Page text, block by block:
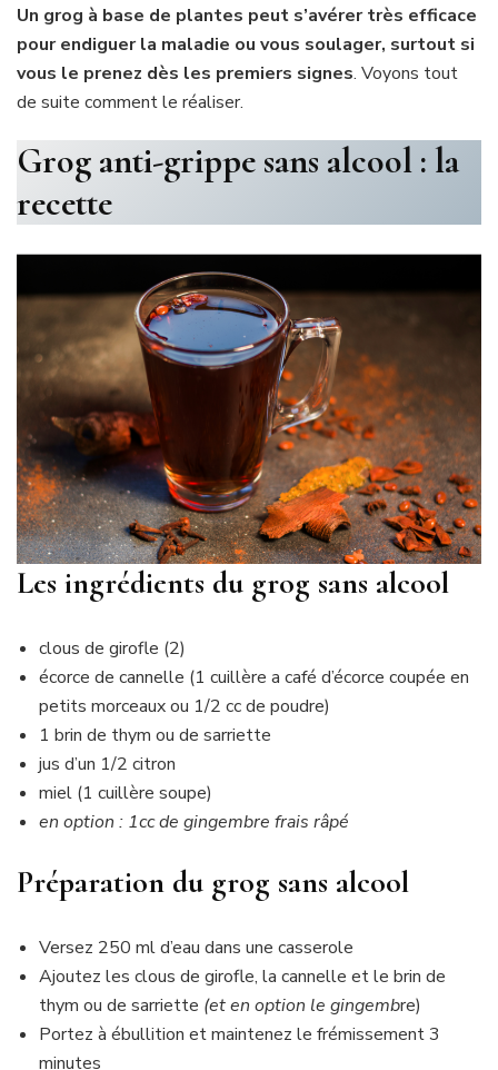
Un grog à base de plantes peut s’avérer très efficace
pour endiguer la maladie ou vous soulager, surtout si
vous le prenez dès les premiers signes. Voyons tout
de suite comment le réaliser.
Grog anti-grippe sans alcool : la
recette
Les ingrédients du grog sans alcool
clous de girofle (2)
écorce de cannelle (1 cuillère a café d’écorce coupée en
petits morceaux ou 1/2 cc de poudre)
1 brin de thym ou de sarriette
jus d’un 1/2 citron
miel (1 cuillère soupe)
en option : 1cc de gingembre frais râpé
Préparation du grog sans alcool
Versez 250 ml d’eau dans une casserole
Ajoutez les clous de girofle, la cannelle et le brin de
thym ou de sarriette (et en option le gingembre)
Portez à ébullition et maintenez le frémissement 3
minutes